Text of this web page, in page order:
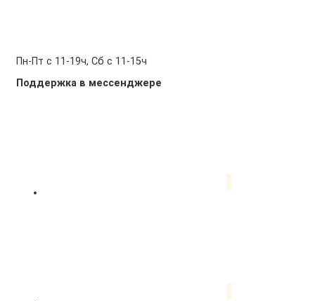
Пн-Пт с 11-19ч, Сб с 11-15ч
Поддержка в мессенджере